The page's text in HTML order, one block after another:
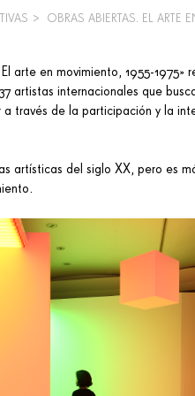
> OBRAS ABIERTAS. EL ARTE
arte en movimiento, 1955-1975»
artistas internacionales que
través de la participación y la
artísticas del siglo XX, pero es